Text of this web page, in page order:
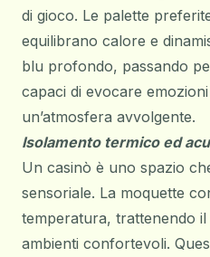
di gioco. Le palette
equilibrano calore e
blu profondo, passando
capaci di evocare
un’atmosfera avvolgente.
Isolamento termico ed
Un casinò è uno spazio
sensoriale. La moquette
temperatura, trattenendo
ambienti confortevoli.